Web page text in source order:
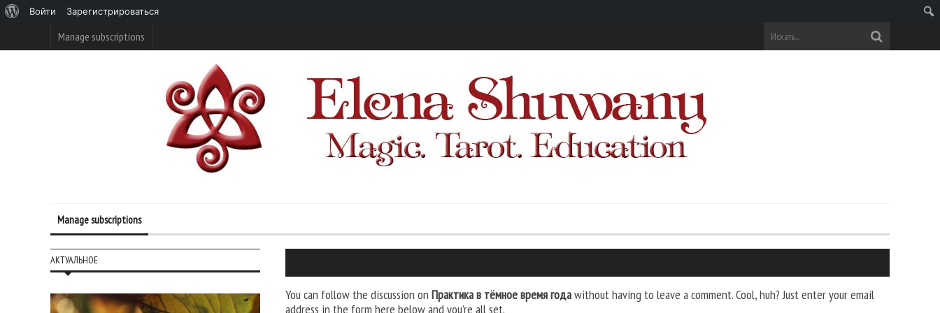
Manage subscriptions
Manage subscriptions
You can follow the discussion on Практика в тёмное время годаwithout having to leave a comment. Cool, huh? Just enter your email
address in the form here below and you’re all set.
АКТУАЛЬНОЕ
WordPress
Войти Зарегистрироваться